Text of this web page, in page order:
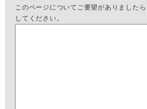
このページについてご要望がありました
してください。